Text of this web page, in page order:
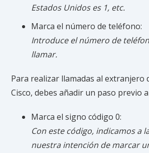
Estados Unidos es 1, etc.
Marca el número de teléfono:
Introduce el número de
llamar.
Para realizar llamadas al extranjero
Cisco, debes añadir un paso previo
Marca el signo código 0:
Con este código, indicamos a
nuestra intención de marcar